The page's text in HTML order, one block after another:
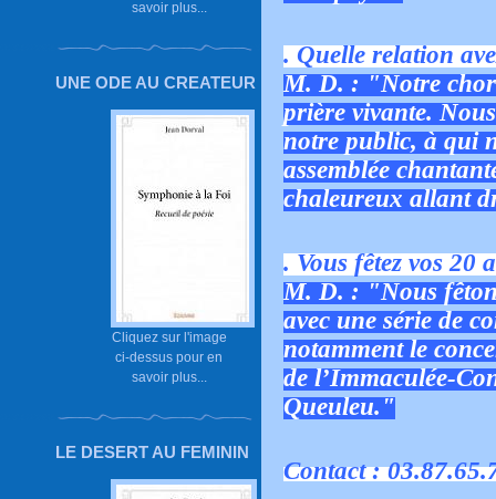
savoir plus...
UNE ODE AU CREATEUR
Cliquez sur l'image
ci-dessus pour en
savoir plus...
LE DESERT AU FEMININ
. Quelle relation
M. D. : "Notre
prière vivante.
notre public, à qui
assemblée
chaleureux allant
. Vous fêtez vos 20
M. D. : "Nous
avec une série de
notamment le
de l’Immaculée-
Queuleu."
Contact :